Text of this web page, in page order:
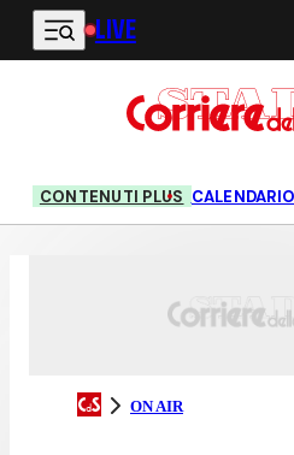
Vai al contenuto principale
LIVE
CONTENUTI PLUS
ON AIR